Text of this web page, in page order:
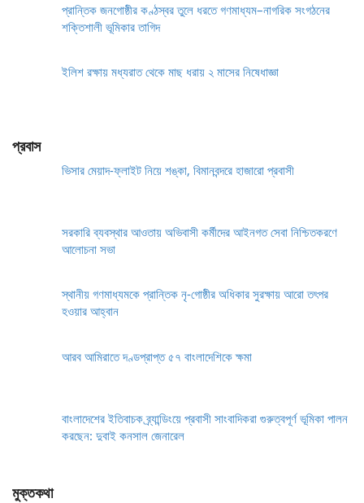
প্রান্তিক জনগোষ্ঠীর কণ্ঠস্বর তুলে ধরতে গণমাধ্যম–নাগরিক সংগঠনের
শক্তিশালী ভূমিকার তাগিদ
ইলিশ রক্ষায় মধ্যরাত থেকে মাছ ধরায় ২ মাসের নিষেধাজ্ঞা
প্রবাস
ভিসার মেয়াদ-ফ্লাইট নিয়ে শঙ্কা, বিমানবন্দরে হাজারো প্রবাসী
সরকারি ব্যবস্থার আওতায় অভিবাসী কর্মীদের আইনগত সেবা নিশ্চিতকরণে
আলোচনা সভা
স্থানীয় গণমাধ্যমকে প্রান্তিক নৃ-গোষ্ঠীর অধিকার সুরক্ষায় আরো তৎপর
হওয়ার আহ্বান
আরব আমিরাতে দণ্ডপ্রাপ্ত ৫৭ বাংলাদেশিকে ক্ষমা
বাংলাদেশের ইতিবাচক ব্র্যান্ডিংয়ে প্রবাসী সাংবাদিকরা গুরুত্বপূর্ণ ভূমিকা পালন
করছেন: দুবাই কনসাল জেনারেল
মুক্তকথা